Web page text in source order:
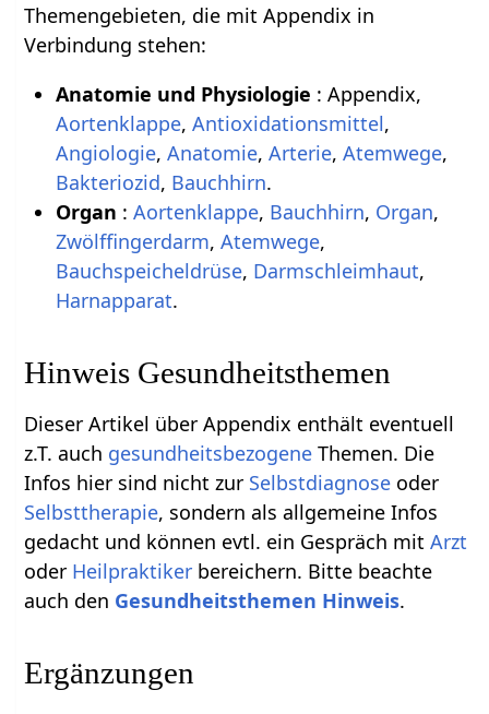
Themengebieten, die mit Appendix in
Verbindung stehen:
Anatomie und Physiologie : Appendix,
Aortenklappe, Antioxidationsmittel,
Angiologie, Anatomie, Arterie, Atemwege,
Bakteriozid, Bauchhirn.
Organ : Aortenklappe, Bauchhirn, Organ,
Zwölffingerdarm, Atemwege,
Bauchspeicheldrüse, Darmschleimhaut,
Harnapparat.
Hinweis Gesundheitsthemen
Dieser Artikel über Appendix enthält eventuell
z.T. auch gesundheitsbezogene Themen. Die
Infos hier sind nicht zur Selbstdiagnose oder
Selbsttherapie, sondern als allgemeine Infos
gedacht und können evtl. ein Gespräch mitArzt
oder Heilpraktiker bereichern. Bitte beachte
auch den Gesundheitsthemen Hinweis.
Ergänzungen